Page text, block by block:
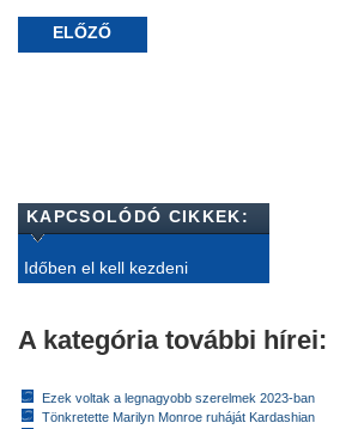
ELŐZŐ
KAPCSOLÓDÓ CIKKEK:
Időben el kell kezdeni
A kategória további hírei:
Ezek voltak a legnagyobb szerelmek 2023-ban
Tönkretette Marilyn Monroe ruháját Kardashian